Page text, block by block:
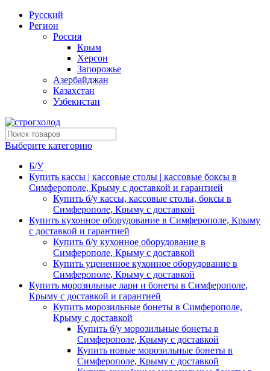
Русский
Регион
Россия
Крым
Херсон
Запорожье
Азербайджан
Казахстан
Узбекистан
Выберите категорию
Б/У
Купить кассы | кассовые столы | кассовые боксы в
Симферополе, Крыму с доставкой и гарантией
Купить б/у кассы, кассовые столы, боксы в
Симферополе, Крыму с доставкой
Купить кухонное оборудование в Симферополе, Крыму
с доставкой и гарантией
Купить б/у кухонное оборудование в
Симферополе, Крыму с доставкой
Купить уцененное кухонное оборудование в
Симферополе, Крыму с доставкой
Купить морозильные лари и бонеты в Симферополе,
Крыму с доставкой и гарантией
Купить морозильные бонеты в Симферополе,
Крыму с доставкой
Купить б/у морозильные бонеты в
Симферополе, Крыму с доставкой
Купить новые морозильные бонеты в
Симферополе, Крыму с доставкой